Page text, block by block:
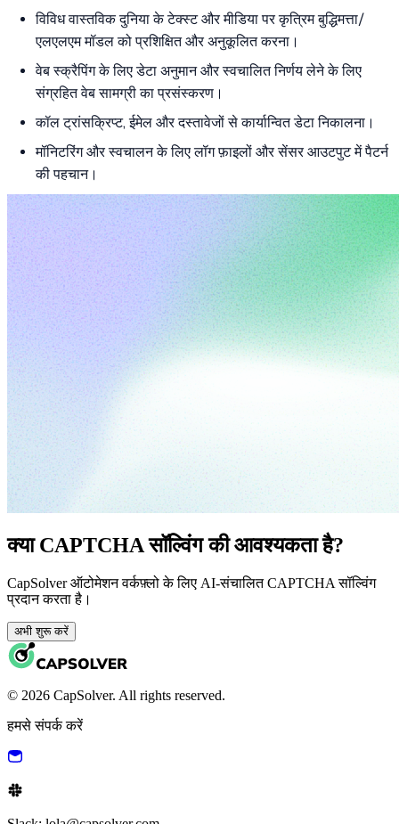
विविध वास्तविक दुनिया के टेक्स्ट और मीडिया पर कृत्रिम बुद्धिमत्ता/
एलएलएम मॉडल को प्रशिक्षित और अनुकूलित करना।
वेब स्क्रैपिंग के लिए डेटा अनुमान और स्वचालित निर्णय लेने के लिए
संग्रहित वेब सामग्री का प्रसंस्करण।
कॉल ट्रांसक्रिप्ट, ईमेल और दस्तावेजों से कार्यान्वित डेटा निकालना।
मॉनिटरिंग और स्वचालन के लिए लॉग फ़ाइलों और सेंसर आउटपुट में पैटर्न
की पहचान।
क्या CAPTCHA सॉल्विंग की आवश्यकता है?
CapSolver ऑटोमेशन वर्कफ़्लो के लिए AI-संचालित CAPTCHA सॉल्विंग
प्रदान करता है।
अभी शुरू करें
© 2026 CapSolver. All rights reserved.
हमसे संपर्क करें